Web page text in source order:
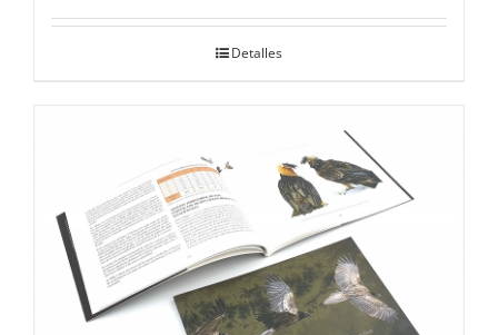
Detalles